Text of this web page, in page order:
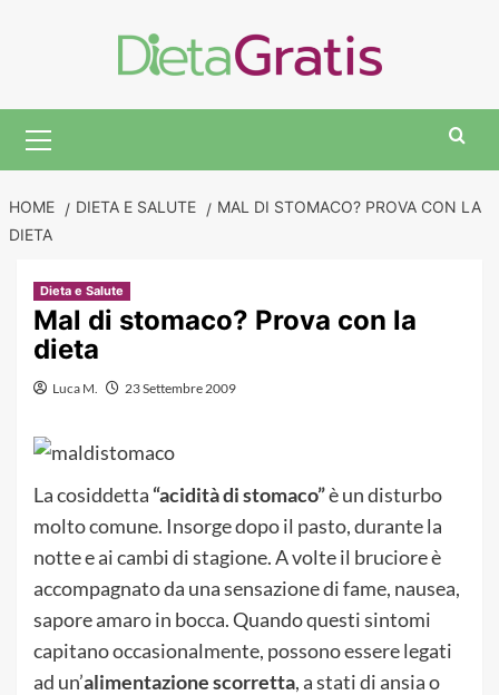
Menu
HOME DIETA E SALUTE
MAL DI STOMACO? PROVA CON LA
DIETA
Dieta e Salute
Mal di stomaco? Prova con la
dieta
Luca M. 23 Settembre 2009
La cosiddetta “acidità di stomaco”è un disturbo
molto comune. Insorge dopo il pasto, durante la
notte e ai cambi di stagione. A volte il bruciore è
accompagnato da una sensazione di fame, nausea,
sapore amaro in bocca. Quando questi sintomi
capitano occasionalmente, possono essere legati
ad un’alimentazione scorretta, a stati di ansia o